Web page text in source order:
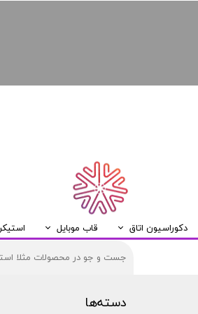
دکوراسیون اتاق قاب موبایل استیکر
دسته‌ها